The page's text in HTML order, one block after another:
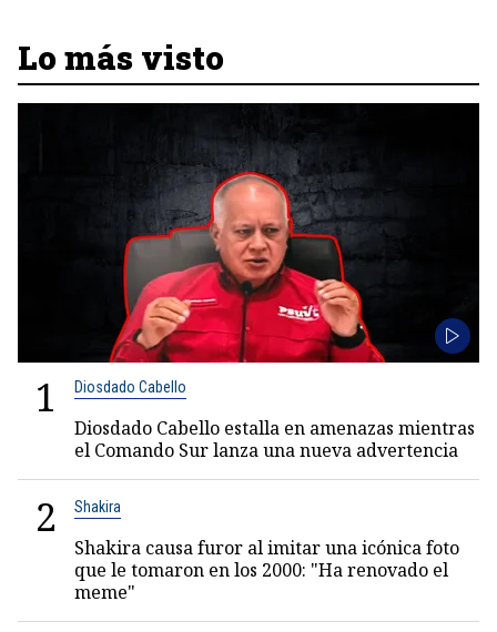
Lo más visto
1 Diosdado Cabello
Diosdado Cabello estalla en amenazas mientras
el Comando Sur lanza una nueva advertencia
2 Shakira
Shakira causa furor al imitar una icónica foto
que le tomaron en los 2000: "Ha renovado el
meme"